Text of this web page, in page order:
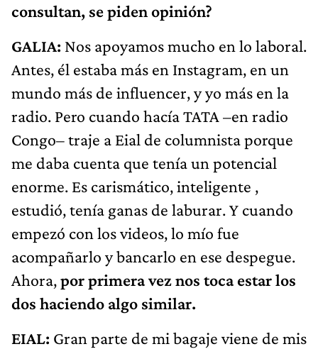
consultan, se piden opinión?
GALIA: Nos apoyamos mucho en lo laboral.
Antes, él estaba más en Instagram, en un
mundo más de influencer, y yo más en la
radio. Pero cuando hacía TATA –en radio
Congo– traje a Eial de columnista porque
me daba cuenta que tenía un potencial
enorme. Es carismático, inteligente ,
estudió, tenía ganas de laburar. Y cuando
empezó con los videos, lo mío fue
acompañarlo y bancarlo en ese despegue.
Ahora,por primera vez nos toca estar los
dos haciendo algo similar.
EIAL: Gran parte de mi bagaje viene de mis